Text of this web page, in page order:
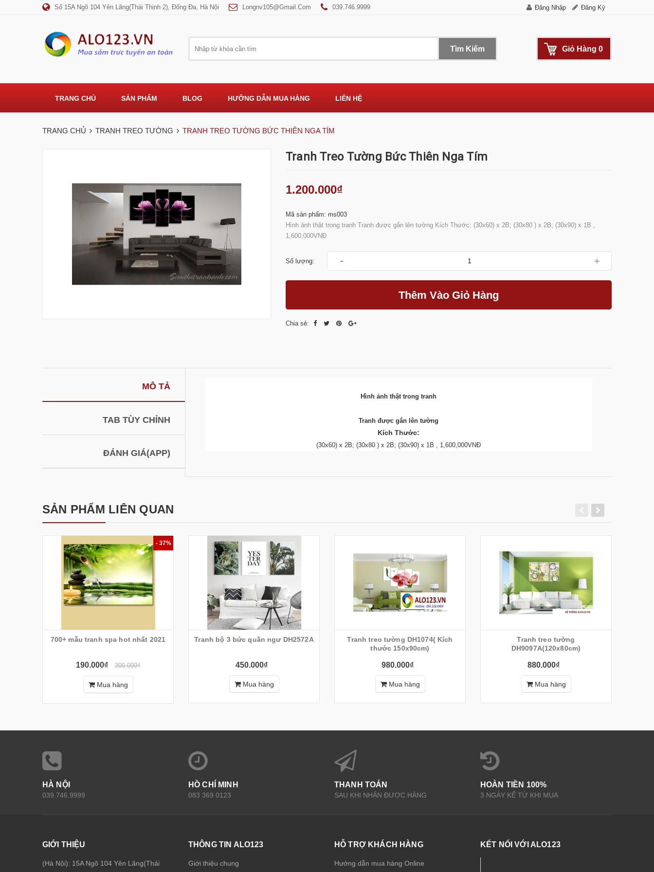
Số 15A Ngõ 104 Yên Lãng(Thái Thịnh 2), Đống Đa, Hà Nội Longnv105@gmail.com 039.746.9999 Đăng Nhập Đăng Ký
Tìm Kiếm Giỏ Hàng 0
TRANG CHỦ SẢN PHẨM BLOG HƯỠNG DẪN MUA HÀNG LIÊN HỆ
TRANG CHỦ TRANH TREO TƯỜNG TRANH TREO TƯỜNG BỨC THIÊN NGA TÍM
Tranh Treo Tường Bức Thiên Nga Tím
1.200.000₫
Mã sản phẩm: ms003
Hình ảnh thật trong tranh Tranh được gắn lên tường Kích Thước: (30x60) x 2B; (30x80 ) x 2B; (30x90) x 1B ,
1,600,000VNĐ
Số lượng: - +
Thêm Vào Giỏ Hàng
Chia sẻ:
MÔ TẢ
TAB TÙY CHỈNH
ĐÁNH GIÁ(APP)
Hình ảnh thật trong tranh
Tranh được gắn lên tường
Kích Thước:
(30x60) x 2B; (30x80 ) x 2B; (30x90) x 1B , 1,600,000VNĐ
SẢN PHẨM LIÊN QUAN
- 37%
700+ mẫu tranh spa hot nhất 2021
190.000₫ 300.000₫
Mua hàng
Tranh bộ 3 bức quần ngư DH2572A
450.000₫
Mua hàng
Tranh treo tường DH1074( Kích
thước 150x90cm)
980.000₫
Mua hàng
Tranh treo tường
DH9097A(120x80cm)
880.000₫
Mua hàng
HÀ NỘI
039.746.9999
HỒ CHÍ MINH
083 369 0123
THANH TOÁN
SAU KHI NHẬN ĐƯỢC HÀNG
HOÀN TIỀN 100%
3 NGÀY KỂ TỪ KHI MUA
GIỚI THIỆU
(Hà Nội): 15A Ngõ 104 Yên Lãng(Thái
THÔNG TIN ALO123
Giới thiệu chung
HỖ TRỢ KHÁCH HÀNG
Hướng dẫn mua hàng Online
KẾT NỐI VỚI ALO123